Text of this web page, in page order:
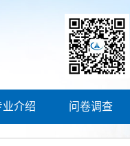
业介绍 问卷调查